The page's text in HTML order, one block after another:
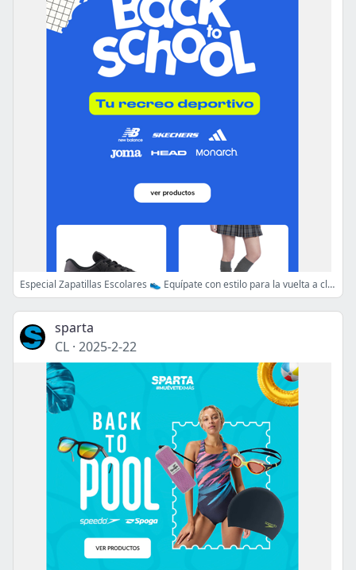
Especial Zapatillas Escolares 👟 Equípate con estilo para la vuelta a clases
sparta
CL · 2025-2-22